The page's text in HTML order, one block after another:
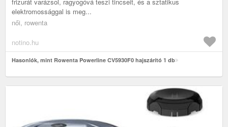
frizurát varázsol, ragyogóvá teszi tincseit, és a sztatikus
elektromossággal is meg...
női, rowenta
notino.hu
Hasonlók, mint Rowenta Powerline CV5930F0 hajszárító 1 db